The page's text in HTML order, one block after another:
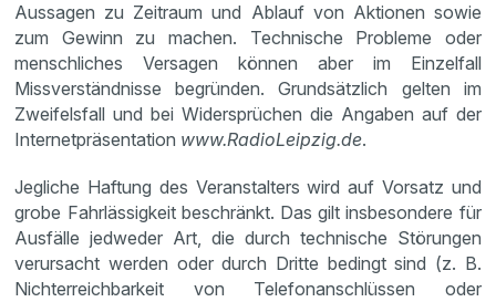
Aussagen zu Zeitraum und Ablauf von Aktionen sowie
zum Gewinn zu machen. Technische Probleme oder
menschliches Versagen können aber im Einzelfall
Missverständnisse begründen. Grundsätzlich gelten im
Zweifelsfall und bei Widersprüchen die Angaben auf der
Internetpräsentation www.RadioLeipzig.de.
Jegliche Haftung des Veranstalters wird auf Vorsatz und
grobe Fahrlässigkeit beschränkt. Das gilt insbesondere für
Ausfälle jedweder Art, die durch technische Störungen
verursacht werden oder durch Dritte bedingt sind (z. B.
Nichterreichbarkeit von Telefonanschlüssen oder